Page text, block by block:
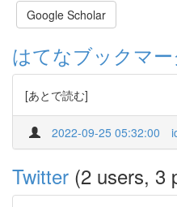
Google Scholar
はてなブックマー
[あとで読む]
2022-09-25 05:32:00
Twitter (2 users, 3